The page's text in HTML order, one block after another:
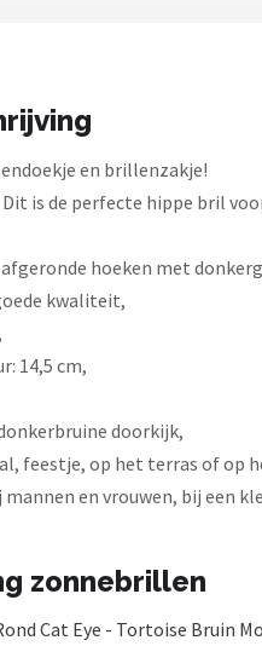
en brillenzakje!
is de perfecte hippe bril
hoeken met
kwaliteit,
14,5 cm,
doorkijk,
feestje, op het terras of op
mannen en vrouwen, bij een
zonnebrillen
Cat Eye - Tortoise Bruin